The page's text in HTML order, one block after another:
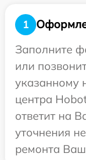
1
Заполните
или
указанному
центра
ответит на
уточнения
ремонта